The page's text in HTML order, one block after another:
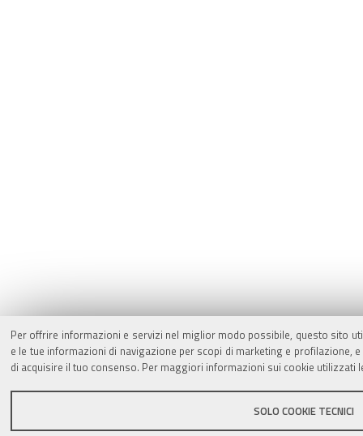
Per offrire informazioni e servizi nel miglior modo possibile, questo sito
e le tue informazioni di navigazione per scopi di marketing e
di acquisire il tuo consenso. Per maggiori informazioni sui cookie utilizzati
SOLO COOKIE TECNICI